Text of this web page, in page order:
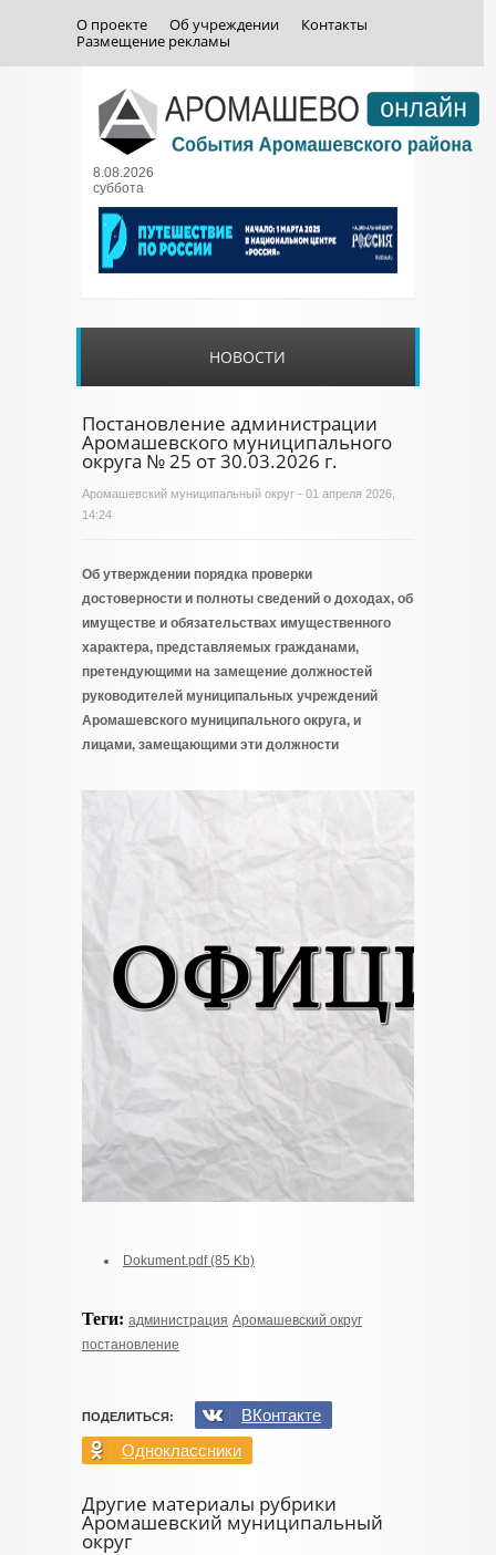
О проекте Об учреждении
Контакты
Размещение рекламы
8.08.2026
суббота
НОВОСТИ
Постановление администрации
Аромашевского муниципального
округа № 25 от 30.03.2026 г.
Аромашевский муниципальный округ - 01 апреля 2026,
14:24
Об утверждении порядка проверки
достоверности и полноты сведений о доходах, об
имуществе и обязательствах имущественного
характера, представляемых гражданами,
претендующими на замещение должностей
руководителей муниципальных учреждений
Аромашевского муниципального округа, и
лицами, замещающими эти должности
Dokument.pdf (85 Kb)
Теги: администрация Аромашевский округ
постановление
ПОДЕЛИТЬСЯ:
ВКонтакте
Одноклассники
Другие материалы рубрики
Аромашевский муниципальный
округ